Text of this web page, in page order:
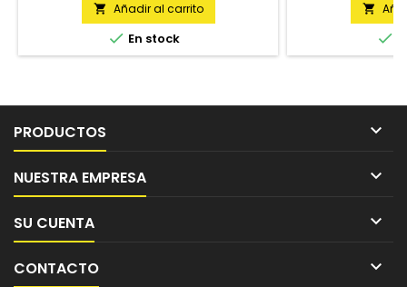
 Añadir al carrito
 En stock


PRODUCTOS 
NUESTRA EMPRESA 
SU CUENTA 
CONTACTO 